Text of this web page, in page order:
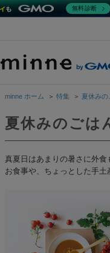
minne ホーム ＞ 特集 ＞ 夏休みの
夏休みのごは
真夏日はあまりの暑さに外
お食事や、ちょっとした手土
無料診断